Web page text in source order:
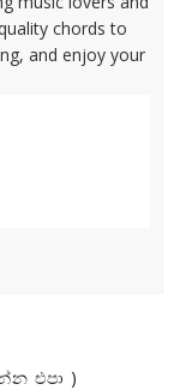
chords to
and enjoy your
එපා )